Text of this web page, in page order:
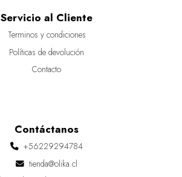
Servicio al Cliente
Terminos y condiciones
Políticas de devolución
Contacto
Contáctanos
+56229294784
tienda@olika.cl